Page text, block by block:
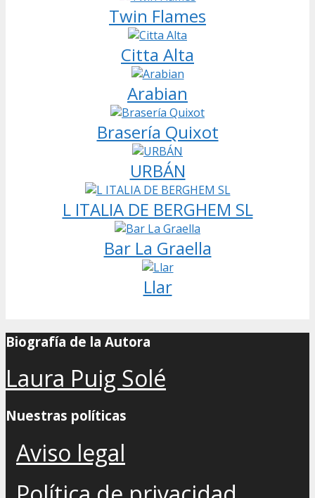
Twin Flames
Citta Alta
Arabian
Brasería Quixot
URBÁN
L ITALIA DE BERGHEM SL
Bar La Graella
Llar
Biografía de la Autora
Laura Puig Solé
Nuestras políticas
Aviso legal